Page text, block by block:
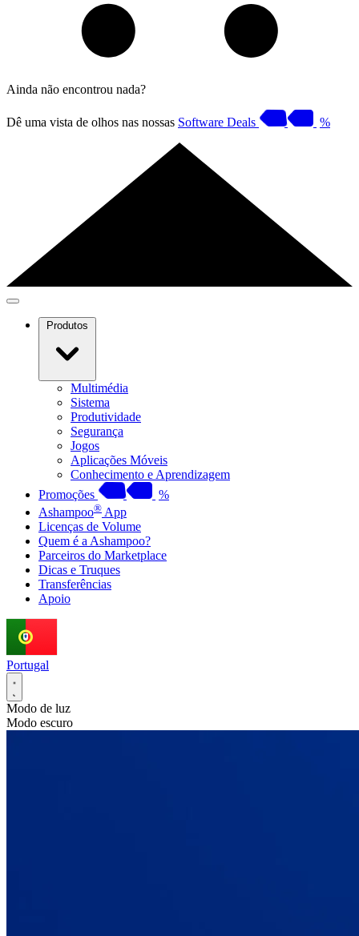
Ainda não encontrou nada?
Dê uma vista de olhos nas nossas Software Deals %
Produtos
Multimédia
Sistema
Produtividade
Segurança
Jogos
Aplicações Móveis
Conhecimento e Aprendizagem
Promoções
%
Ashampoo® App
Licenças de Volume
Quem é a Ashampoo?
Parceiros do Marketplace
Dicas e Truques
Transferências
Apoio
Portugal
Modo de luz
Modo escuro